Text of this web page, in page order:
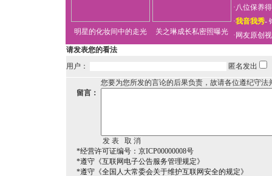
明星的化妆间中的走光 关之琳成长私密照曝光
·八位保养
·我音我秀-
· 网友原创
请发表您的看法
用户：
匿名发出
您要为您所发的言论的后果负责，故请各位遵纪守法
留言：
*经营许可证编号：京ICP00000008号
*遵守《互联网电子公告服务管理规定》
*遵守《全国人大常委会关于维护互联网安全的规定》